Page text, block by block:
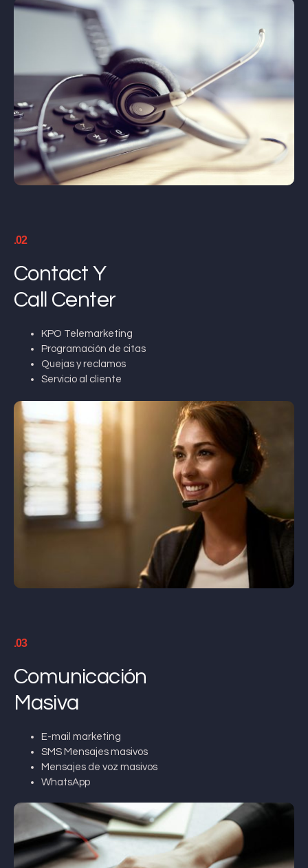
.02
Contact Y
Call Center
KPO Telemarketing
Programación de citas
Quejas y reclamos
Servicio al cliente
.03
Comunicación
Masiva
E-mail marketing
SMS Mensajes masivos
Mensajes de voz masivos
WhatsApp